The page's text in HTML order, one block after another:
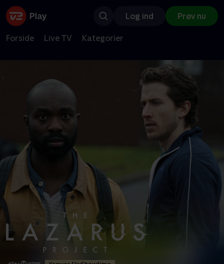
Log ind Prøv nu
Forside Live TV Kategorier